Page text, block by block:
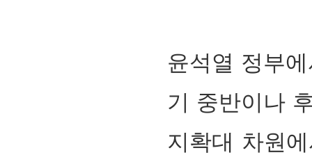
윤석열 정부
기 중반이나
지확대 차원